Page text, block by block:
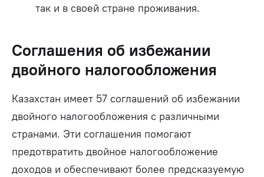
так и в своей стране проживания.
Соглашения об избежании
двойного налогообложения
Казахстан имеет 57 соглашений об избежании
двойного налогообложения с различными
странами. Эти соглашения помогают
предотвратить двойное налогообложение
доходов и обеспечивают более предсказуемую